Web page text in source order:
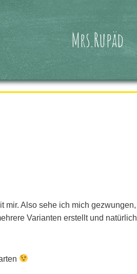
Mrs.Rupäd
mir. Also sehe ich mich gezwungen,
Varianten erstellt und natürlich